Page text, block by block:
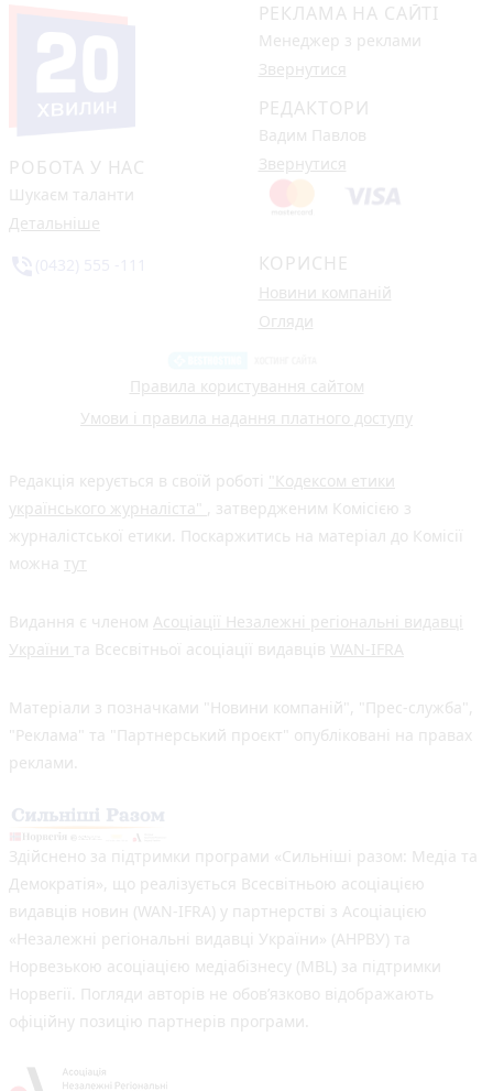
РОБОТА У НАС
Шукаєм таланти
Детальніше
РЕКЛАМА НА САЙТІ
Менеджер з реклами
Звернутися
РЕДАКТОРИ
Вадим Павлов
Звернутися
КОРИСНЕ
Новини компаній
Огляди
Правила користування сайтом
Умови і правила надання платного доступу
Редакція керується в своїй роботі "Кодексом етики
українського журналіста" , затвердженим Комісією з
журналістської етики. Поскаржитись на матеріал до Комісії
можна тут
Видання є членом Асоціації Незалежні регіональні видавці
України та Всесвітньої асоціації видавців WAN-IFRA
Матеріали з позначками "Новини компаній", "Прес-служба",
"Реклама" та "Партнерський проєкт" опубліковані на правах
реклами.
Здійснено за підтримки програми «Сильніші разом: Медіа та
Демократія», що реалізується Всесвітньою асоціацією
видавців новин (WAN-IFRA) у партнерстві з Асоціацією
«Незалежні регіональні видавці України» (АНРВУ) та
Норвезькою асоціацією медіабізнесу (MBL) за підтримки
Норвегії. Погляди авторів не обов’язково відображають
офіційну позицію партнерів програми.